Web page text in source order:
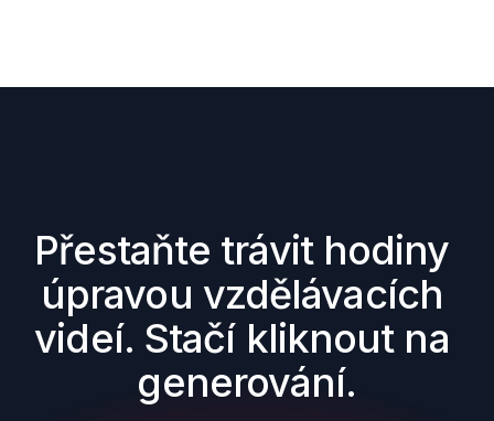
Přestaňte trávit hodiny
úpravou vzdělávacích
videí. Stačí kliknout na
generování.